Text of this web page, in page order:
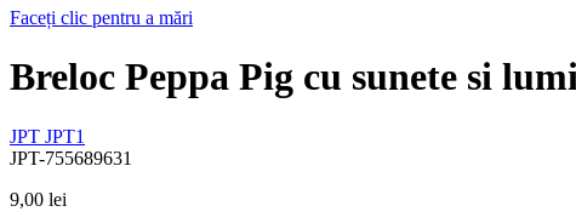
Faceți clic pentru a mări
Breloc Peppa Pig cu sunete si
JPT JPT1
JPT-755689631
9,00 lei